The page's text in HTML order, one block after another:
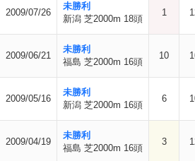
2009/07/26
未勝利
新潟 芝2000m 18頭
1
2009/06/21
未勝利
福島 芝2000m 16頭
10
2009/05/16
未勝利
新潟 芝2000m 16頭
6
2009/04/19
未勝利
福島 芝2000m 16頭
3